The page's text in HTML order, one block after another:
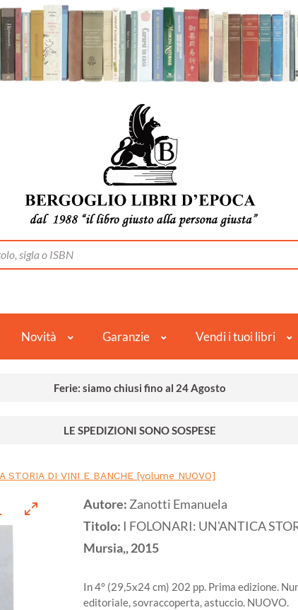
Novità Garanzie Vendi i tuoi libri
Ferie: siamo chiusi fino al 24 Agosto
LE SPEDIZIONI SONO SOSPESE
STORIA DI VINI E BANCHE [volume NUOVO]
Autore: Zanotti Emanuela
Titolo: I FOLONARI: UN'ANTICA
Mursia,,2015
In 4° (29,5x24 cm) 202 pp. Prima edizione.
editoriale, sovraccoperta, astuccio. NUOVO.